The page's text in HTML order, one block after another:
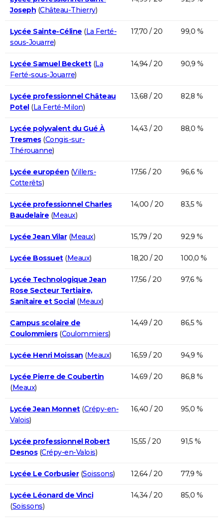
Joseph (Château-Thierry)
Lycée Sainte-Céline (La Ferté-
sous-Jouarre)
17,70 / 20 99,0 %
Lycée Samuel Beckett(La
Ferté-sous-Jouarre)
14,94 / 20 90,9 %
Lycée professionnel Château
Potel(La Ferté-Milon)
13,68 / 20 82,8 %
Lycée polyvalent du Gué À
Tresmes(Congis-sur-
Thérouanne)
14,43 / 20 88,0 %
Lycée européen (Villers-
Cotterêts)
17,56 / 20 96,6 %
Lycée professionnel Charles
Baudelaire (Meaux)
14,00 / 20 83,5 %
Lycée Jean Vilar(Meaux) 15,79 / 20 92,9 %
Lycée Bossuet(Meaux) 18,20 / 20 100,0 %
Lycée Technologique Jean
Rose Secteur Tertiaire,
Sanitaire et Social(Meaux)
17,56 / 20 97,6 %
Campus scolaire de
Coulommiers(Coulommiers)
14,49 / 20 86,5 %
Lycée Henri Moissan (Meaux) 16,59 / 20 94,9 %
Lycée Pierre de Coubertin
(Meaux)
14,69 / 20 86,8 %
Lycée Jean Monnet(Crépy-en-
Valois)
16,40 / 20 95,0 %
Lycée professionnel Robert
Desnos(Crépy-en-Valois)
15,55 / 20 91,5 %
Lycée Le Corbusier(Soissons) 12,64 / 20 77,9 %
Lycée Léonard de Vinci
(Soissons)
14,34 / 20 85,0 %